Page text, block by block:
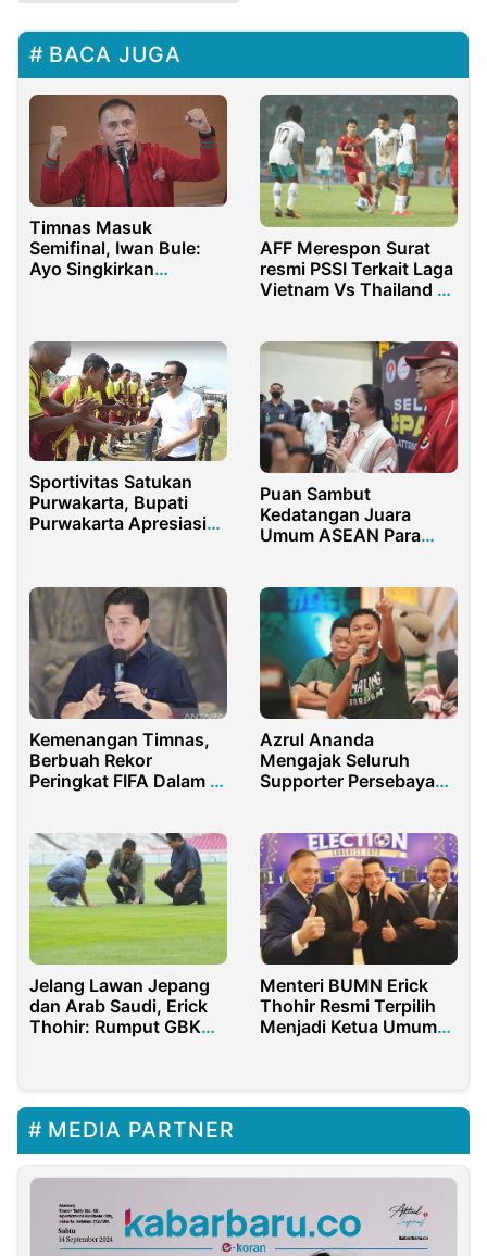
BACA JUGA
Timnas Masuk
Semifinal, Iwan Bule:
Ayo Singkirkan
AFF Merespon Surat
resmi PSSI Terkait Laga
Vietnam Vs Thailand di
Sportivitas Satukan
Purwakarta, Bupati
Purwakarta Apresiasi
Puan Sambut
Kedatangan Juara
Umum ASEAN Para
Kemenangan Timnas,
Berbuah Rekor
Peringkat FIFA Dalam 11
Azrul Ananda
Mengajak Seluruh
Supporter Persebaya
Jelang Lawan Jepang
dan Arab Saudi, Erick
Thohir: Rumput GBK
Menteri BUMN Erick
Thohir Resmi Terpilih
Menjadi Ketua Umum
MEDIA PARTNER